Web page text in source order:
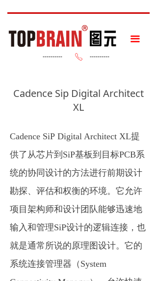
ꂅ
---------- ----------
끀
Cadence Sip Digital Architect
XL
Cadence SiP Digital Architect XL提
供了从芯片到SiP基板到目标PCB系
统的协同设计的方法进行前期设计
勘探、评估和权衡的环境。它允许
项目架构师和设计团队能够迅速地
输入和管理SiP设计的逻辑连接，也
就是通常所说的原理图设计。它的
系统连接管理器（System